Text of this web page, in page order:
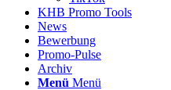
KHB Promo Tools
News
Bewerbung
Promo-Pulse
Archiv
Menü Menü